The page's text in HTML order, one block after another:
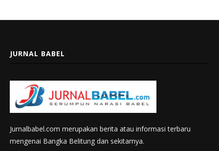
JURNAL BABEL
Jurnalbabel.com merupakan berita atau informasi terbaru
mengenai Bangka Belitung dan sekitarnya.